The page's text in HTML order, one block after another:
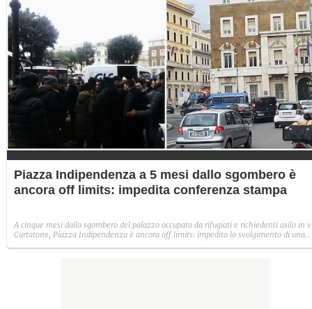
Piazza Indipendenza a 5 mesi dallo sgombero è
ancora off limits: impedita conferenza stampa
A cinque mesi dallo sgombero del palazzo occupato da rifugiati e richiedenti asilo in
Curtatone, Piazza Indipendenza è ancora off limits: impedito lo svolgimento di una